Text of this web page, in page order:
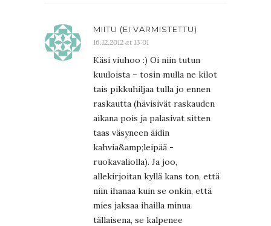
MIITU (EI VARMISTETTU)
16.12.2012 at 13:01
Käsi viuhoo :) Oi niin tutun
kuuloista – tosin mulla ne kilot
tais pikkuhiljaa tulla jo ennen
raskautta (hävisivät raskauden
aikana pois ja palasivat sitten
taas väsyneen äidin
kahvia&amp;leipää -
ruokavaliolla). Ja joo,
allekirjoitan kyllä kans ton, että
niin ihanaa kuin se onkin, että
mies jaksaa ihailla minua
tällaisena, se kalpenee